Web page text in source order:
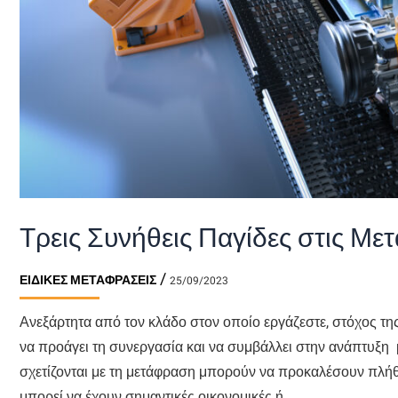
Τρεις Συνήθεις Παγίδες στις
ΕΙΔΙΚΈΣ ΜΕΤΑΦΡΆΣΕΙΣ / 25/09/2023
Ανεξάρτητα από τον κλάδο στον οποίο εργάζεστε, στόχος
να προάγει τη συνεργασία και να συμβάλλει στην
σχετίζονται με τη μετάφραση μπορούν να προκαλέσουν